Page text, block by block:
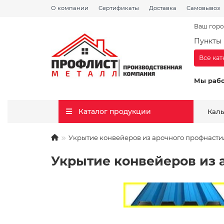
О компании Сертификаты Доставка Самовывоз
Ваш
Пункты
Мы
Все
Каталог продукции
Укрытие конвейеров из арочного
Укрытие конвейеров из